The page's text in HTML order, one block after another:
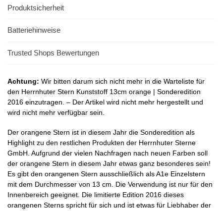
Produktsicherheit
Batteriehinweise
Trusted Shops Bewertungen
Achtung: Wir bitten darum sich nicht mehr in die Warteliste für
den Herrnhuter Stern Kunststoff 13cm orange | Sonderedition
2016 einzutragen. – Der Artikel wird nicht mehr hergestellt und
wird nicht mehr verfügbar sein.
Der orangene Stern ist in diesem Jahr die Sonderedition als
Highlight zu den restlichen Produkten der Herrnhuter Sterne
GmbH. Aufgrund der vielen Nachfragen nach neuen Farben soll
der orangene Stern in diesem Jahr etwas ganz besonderes sein!
Es gibt den orangenen Stern ausschließlich als A1e Einzelstern
mit dem Durchmesser von 13 cm. Die Verwendung ist nur für den
Innenbereich geeignet. Die limitierte Edition 2016 dieses
orangenen Sterns spricht für sich und ist etwas für Liebhaber der